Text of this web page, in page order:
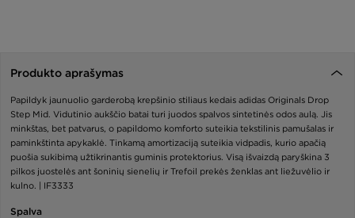
Produkto aprašymas
Papildyk jaunuolio garderobą krepšinio stiliaus kedais adidas Originals Drop
Step Mid. Vidutinio aukščio batai turi juodos spalvos sintetinės odos aulą. Jis
minkštas, bet patvarus, o papildomo komforto suteikia tekstilinis pamušalas ir
paminkštinta apykaklė. Tinkamą amortizaciją suteikia vidpadis, kurio apačią
puošia sukibimą užtikrinantis guminis protektorius. Visą išvaizdą paryškina 3
pilkos juostelės ant šoninių sienelių ir Trefoil prekės ženklas ant liežuvėlio ir
kulno. | IF3333
Spalva